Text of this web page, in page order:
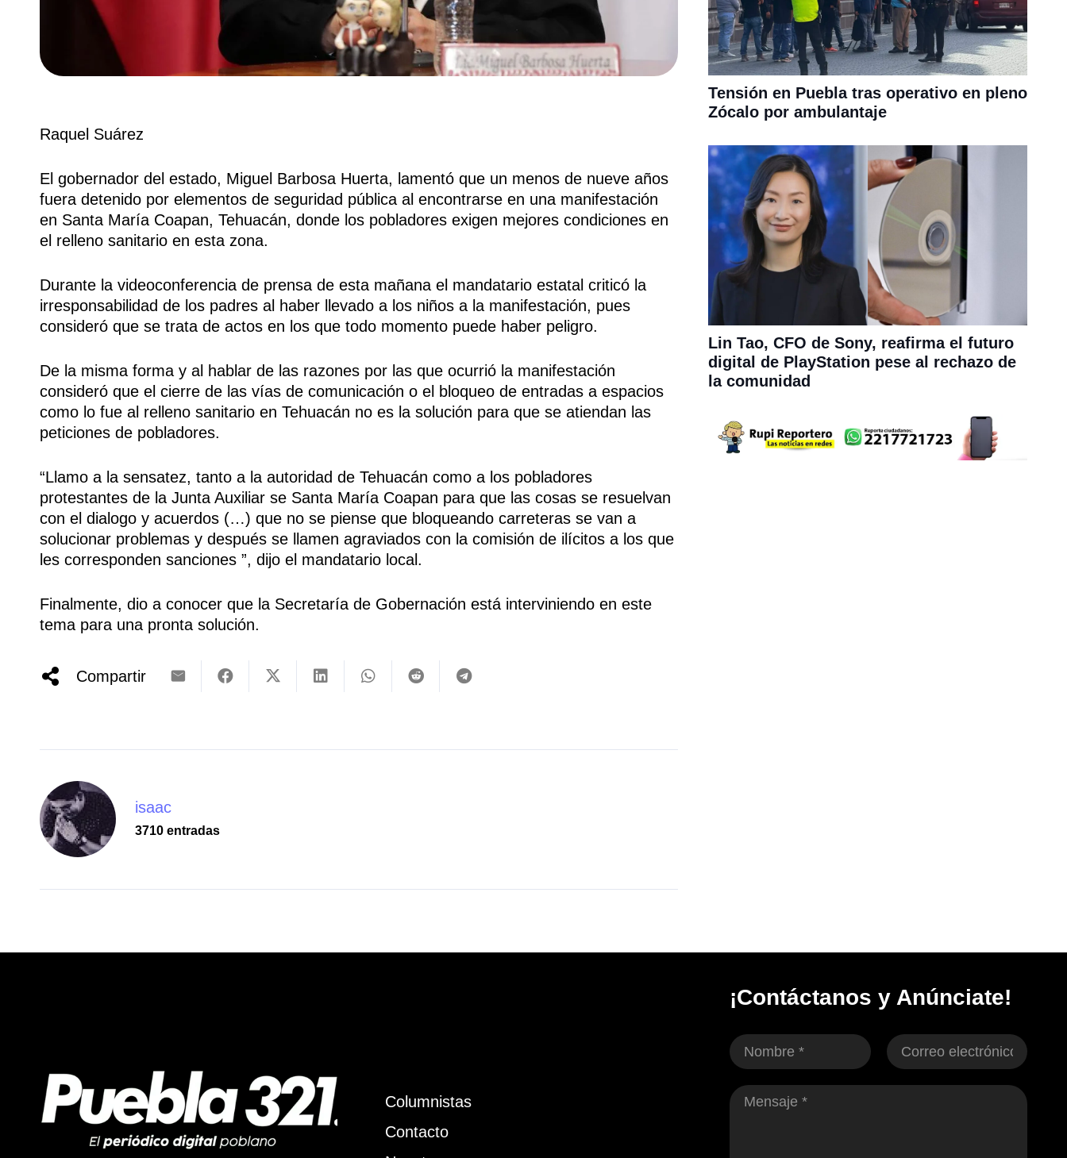
Raquel Suárez
El gobernador del estado, Miguel Barbosa Huerta, lamentó que un menos de nueve años
fuera detenido por elementos de seguridad pública al encontrarse en una manifestación
en Santa María Coapan, Tehuacán, donde los pobladores exigen mejores condiciones en
el relleno sanitario en esta zona.
Durante la videoconferencia de prensa de esta mañana el mandatario estatal criticó la
irresponsabilidad de los padres al haber llevado a los niños a la manifestación, pues
consideró que se trata de actos en los que todo momento puede haber peligro.
De la misma forma y al hablar de las razones por las que ocurrió la manifestación
consideró que el cierre de las vías de comunicación o el bloqueo de entradas a espacios
como lo fue al relleno sanitario en Tehuacán no es la solución para que se atiendan las
peticiones de pobladores.
“Llamo a la sensatez, tanto a la autoridad de Tehuacán como a los pobladores
protestantes de la Junta Auxiliar se Santa María Coapan para que las cosas se resuelvan
con el dialogo y acuerdos (…) que no se piense que bloqueando carreteras se van a
solucionar problemas y después se llamen agraviados con la comisión de ilícitos a los que
les corresponden sanciones ”, dijo el mandatario local.
Finalmente, dio a conocer que la Secretaría de Gobernación está interviniendo en este
tema para una pronta solución.
Compartir
isaac
3710 entradas
Tensión en Puebla tras operativo en pleno
Zócalo por ambulantaje
Lin Tao, CFO de Sony, reafirma el futuro
digital de PlayStation pese al rechazo de
la comunidad
Columnistas
Contacto
¡Contáctanos y Anúnciate!